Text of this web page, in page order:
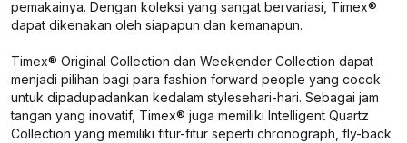
pemakainya. Dengan koleksi yang sangat bervariasi, Timex®
dapat dikenakan oleh siapapun dan kemanapun.
Timex® Original Collection dan Weekender Collection dapat
menjadi pilihan bagi para fashion forward people yang cocok
untuk dipadupadankan kedalam stylesehari-hari. Sebagai jam
tangan yang inovatif, Timex® juga memiliki Intelligent Quartz
Collection yang memiliki fitur-fitur seperti chronograph, fly-back